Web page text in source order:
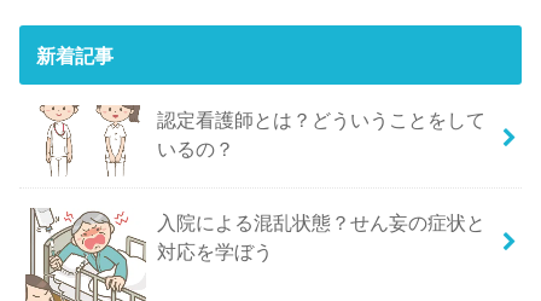
新着記事
認定看護師とは？どういうことをして
いるの？
入院による混乱状態？せん妄の症状と
対応を学ぼう